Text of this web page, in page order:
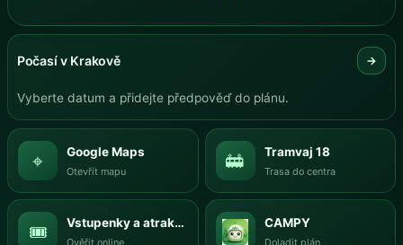
Počasí v Krakově
Vyberte datum a přidejte předpověď do plánu.
→
⌖ Google Maps
Otevřít mapu 🚋 Tramvaj 18
Trasa do centra
🎟 Vstupenky a atrakce
Ověřit online
CAMPY
Doladit plán